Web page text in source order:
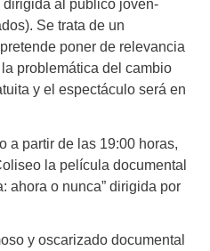
dirigida al público joven-
Se trata de un
poner de relevancia
problemática del cambio
y el espectáculo será en
a partir de las 19:00 horas,
la película documental
ahora o nunca” dirigida por
y oscarizado documental